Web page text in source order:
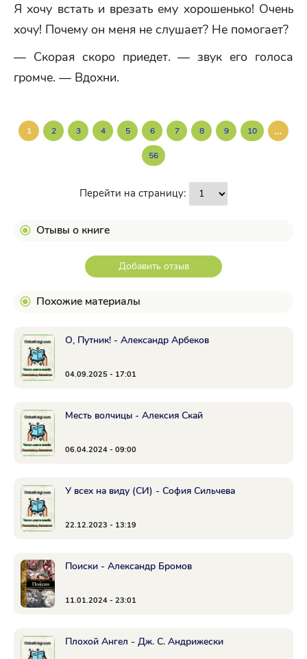
Я хочу встать и врезать ему хорошенько! Очень
хочу! Почему он меня не слушает? Не помогает?
— Скорая скоро приедет. — звук его голоса
громче. — Вдохни.
1 2 3 4 5 6 7 8 9 10 ...
56
Перейти на страницу:
Отывы о книге
Добавить отзыв
Похожие материалы
О, Путник! - Александр Арбеков
04.09.2025 - 17:01
Месть волчицы - Алексия Скай
06.04.2024 - 09:00
У всех на виду (СИ) - София Сильчева
22.12.2023 - 13:19
Поиски - Александр Бромов
11.01.2024 - 23:01
Плохой Ангел - Дж. С. Андрижески